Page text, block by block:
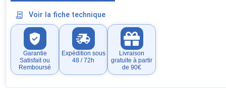
Voir la fiche technique
Garantie
Satisfait ou
Remboursé
Expédition sous
48 / 72h
Livraison
gratuite à partir
de 90€